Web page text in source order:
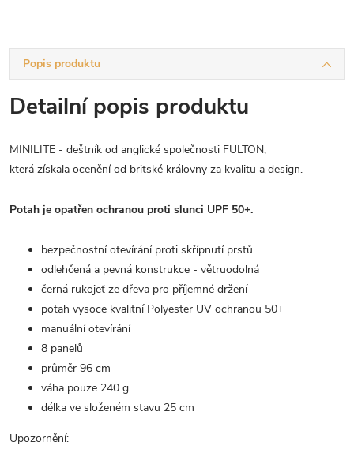
Popis produktu
Detailní popis produktu
MINILITE - deštník od anglické společnosti FULTON,
která získala ocenění od britské královny za kvalitu a design.
Potah je opatřen ochranou proti slunci UPF 50+.
bezpečnostní otevírání proti skřípnutí prstů
odlehčená a pevná konstrukce - větruodolná
černá rukojeť ze dřeva pro příjemné držení
potah vysoce kvalitní Polyester UV ochranou 50+
manuální otevírání
8 panelů
průměr 96 cm
váha pouze 240 g
délka ve složeném stavu 25 cm
Upozornění: